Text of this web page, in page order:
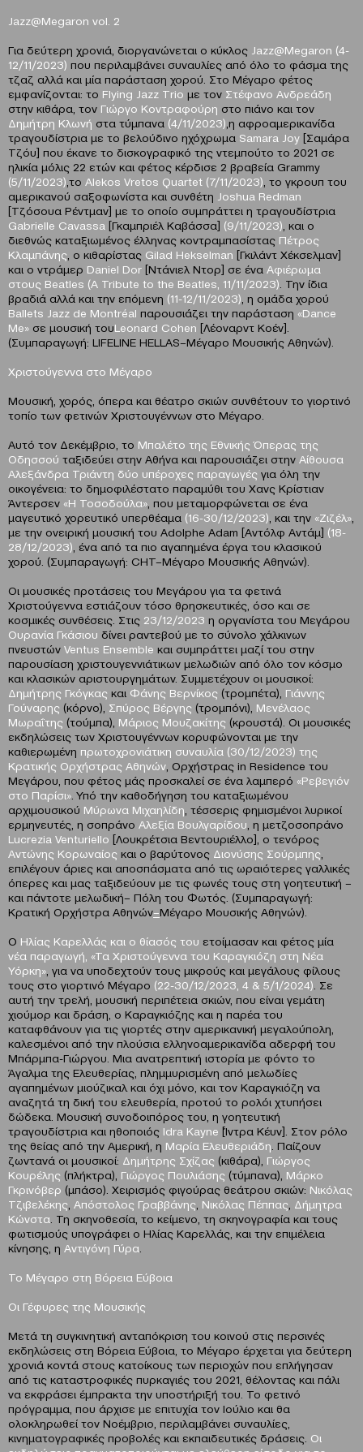
Jazz@Megaron vol. 2
Για δεύτερη χρονιά, διοργανώνεται ο κύκλος Jazz@Megaron (4-
12/11/2023) που περιλαμβάνει συναυλίες από όλο το φάσμα της
τζαζ αλλά και μία παράσταση χορού. Στο Μέγαρο φέτος
εμφανίζονται: το Flying Jazz Τrio με τον Στέφανο Ανδρεάδη
στην κιθάρα, τον Γιώργο Κοντραφούρη στο πιάνο και τον
Δημήτρη Κλωνή στα τύμπανα (4/11/2023) ,η αφροαμερικανίδα
τραγουδίστρια με το βελούδινο ηχόχρωμα Samara Joy [Σαμάρα
Τζόυ] που έκανε το δισκογραφικό της ντεμπούτο το 2021 σε
ηλικία μόλις 22 ετών και φέτος κέρδισε 2 βραβεία Grammy
(5/11/2023) ,το Alekos Vretos Quartet (7/11/2023) , το γκρουπ του
αμερικανού σαξοφωνίστα και συνθέτη Joshua Redman
[Τζόσουα Ρέντμαν] με το οποίο συμπράττει η τραγουδίστρια
Gabrielle Cavassa [Γκαμπριέλ Καβάσσα] (9/11/2023) , και ο
διεθνώς καταξιωμένος έλληνας κοντραμπασίστας Πέτρος
Κλαμπάνης , ο κιθαρίστας Gilad Hekselman [Γκιλάντ Χέκσελμαν]
και ο ντράμερ Daniel Dor [Ντάνιελ Ντορ] σε ένα Αφιέρωμα
στους Beatles (A Tribute to the Beatles, 11/11/2023) . Την ίδια
βραδιά αλλά και την επόμενη (11-12/11/2023) , η ομάδα χορού
Ballets Jazz de Montréal παρουσιάζει την παράσταση «Dance
Me» σε μουσική τουLeonard Cohen [Λέοναρντ Κοέν].
(Συμπαραγωγή: LIFELINE HELLAS–Μέγαρο Μουσικής Αθηνών).
Χριστούγεννα στο Μέγαρο
Μουσική, χορός, όπερα και θέατρο σκιών συνθέτουν το γιορτινό
τοπίο των φετινών Χριστουγέννων στο Μέγαρο.
Αυτό τον Δεκέμβριο, το Μπαλέτο της Εθνικής Όπερας της
Οδησσού ταξιδεύει στην Αθήνα και παρουσιάζει στην Αίθουσα
Αλεξάνδρα Τριάντη δύο υπέροχες παραγωγές για όλη την
οικογένεια: τo δημοφιλέστατο παραμύθι του Χανς Κρίστιαν
Άντερσεν «Η Τοσοδούλα» , που μεταμορφώνεται σε ένα
μαγευτικό χορευτικό υπερθέαμα (16-30/12/2023) , και την «Ζιζέλ»
με την ονειρική μουσική του Adolphe Adam [Aντόλφ Αντάμ] (18-
28/12/2023) , ένα από τα πιο αγαπημένα έργα του κλασικού
χορού. (Συμπαραγωγή: CHT–Μέγαρο Μουσικής Αθηνών).
Οι μουσικές προτάσεις του Μεγάρου για τα φετινά
Χριστούγεννα εστιάζουν τόσο θρησκευτικές, όσο και σε
κοσμικές συνθέσεις. Στις 23/12/2023 η οργανίστα του Μεγάρου
Ουρανία Γκάσιου δίνει ραντεβού με το σύνολο χάλκινων
πνευστών Ventus Ensemble και συμπράττει μαζί του στην
παρουσίαση χριστουγεννιάτικων μελωδιών από όλο τον κόσμο
και κλασικών αριστουργημάτων. Συμμετέχουν οι μουσικοί:
Δημήτρης Γκόγκας και Φάνης Βερνίκος (τρομπέτα), Γιάννης
Γούναρης (κόρνο), Σπύρος Βέργης (τρομπόνι), Μενέλαος
Μωραΐτης (τούμπα), Μάριος Μουζακίτης (κρουστά). Οι μουσικές
εκδηλώσεις των Χριστουγέννων κορυφώνονται με την
καθιερωμένη πρωτοχρονιάτικη συναυλία (30/12/2023) της
Κρατικής Ορχήστρας Αθηνών , Ορχήστρας in Residence του
Μεγάρου, που φέτος μάς προσκαλεί σε ένα λαμπερό «Ρεβεγιόν
στο Παρίσι» . Υπό την καθοδήγηση του καταξιωμένου
αρχιμουσικού Μύρωνα Μιχαηλίδη τέσσερις φημισμένοι λυρικοί
ερμηνευτές, η σοπράνο Αλεξία Βουλγαρίδου , η μετζοσοπράνο
Lucrezia Venturiello [Λουκρέτσια Βεντουριέλλο], ο τενόρος
Αντώνης Κορωναίος και ο βαρύτονος Διονύσης Σούρμπης
επιλέγουν άριες και αποσπάσματα από τις ωραιότερες γαλλικές
όπερες και μας ταξιδεύουν με τις φωνές τους στη γοητευτική –
και πάντοτε μελωδική– Πόλη του Φωτός. (Συμπαραγωγή:
Κρατική Ορχήστρα Αθηνών–Μέγαρο Μουσικής Αθηνών).
Ο Ηλίας Καρελλάς και ο θίασός του ετοίμασαν και φέτος μία
νέα παραγωγή, «Τα Χριστούγεννα του Καραγκιόζη στη Νέα
Υόρκη» για να υποδεχτούν τους μικρούς και μεγάλους φίλους
τους στο γιορτινό Μέγαρο (22-30/12/2023, 4 & 5/1/2024) Σε
αυτή την τρελή, μουσική περιπέτεια σκιών, που είναι γεμάτη
χιούμορ και δράση, ο Καραγκιόζης και η παρέα του
καταφθάνουν για τις γιορτές στην αμερικανική μεγαλούπολη,
καλεσμένοι από την πλούσια ελληνοαμερικανίδα αδερφή του
Μπάρμπα-Γιώργου. Μια ανατρεπτική ιστορία με φόντο το
Άγαλμα της Ελευθερίας, πλημμυρισμένη από μελωδίες
αγαπημένων μιούζικαλ και όχι μόνο, και τον Καραγκιόζη να
αναζητά τη δική του ελευθερία, προτού το ρολόι χτυπήσει
δώδεκα. Μουσική συνοδοιπόρος του, η γοητευτική
τραγουδίστρια και ηθοποιός Idra Kayne [Ίντρα Κέυν]. Στον ρόλο
της θείας από την Αμερική, η Μαρία Ελευθεριάδη . Παίζουν
ζωντανά οι μουσικοί: Δημήτρης Σχίζας (κιθάρα), Γιώργος
Κουρέλης (πλήκτρα), Γιώργος Πουλιάσης (τύμπανα), Μάρκο
Γκρινόβερ (μπάσο). Χειρισμός φιγούρας θεάτρου σκιών: Νικόλας
Τζιβελέκης Απόστολος Γραββάνης Νικόλας Πέππας Δήμητρα
Κώνστα . Τη σκηνοθεσία, το κείμενο, τη σκηνογραφία και τους
φωτισμούς υπογράφει ο Ηλίας Καρελλάς, και την επιμέλεια
κίνησης, η Αντιγόνη Γύρα
Το Μέγαρο στη Βόρεια Εύβοια
Οι Γέφυρες της Μουσικής
Μετά τη συγκινητική ανταπόκριση του κοινού στις περσινές
εκδηλώσεις στη Βόρεια Εύβοια, το Μέγαρο έρχεται για δεύτερη
χρονιά κοντά στους κατοίκους των περιοχών που επλήγησαν
από τις καταστροφικές πυρκαγιές του 2021, θέλοντας και πάλι
να εκφράσει έμπρακτα την υποστήριξή του. Το φετινό
πρόγραμμα, που άρχισε με επιτυχία τον Ιούλιο και θα
ολοκληρωθεί τον Νοέμβριο, περιλαμβάνει συναυλίες,
κινηματογραφικές προβολές και εκπαιδευτικές δράσεις. Οι